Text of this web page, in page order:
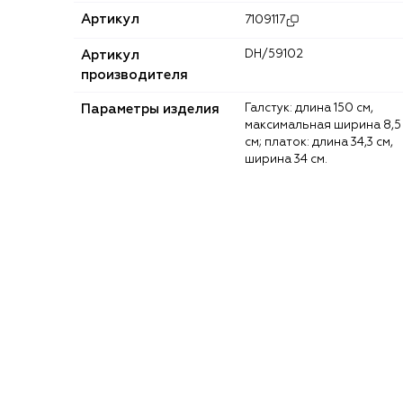
Артикул 7109117
Артикул
производителя
DH/59102
Параметры изделия
максимальная ширина 8,5
см; платок: длина 34,3 cм,
ширина 34 см.